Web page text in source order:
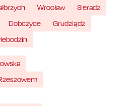
Wrocław
Sieradz
Dobczyce
Grudziądz